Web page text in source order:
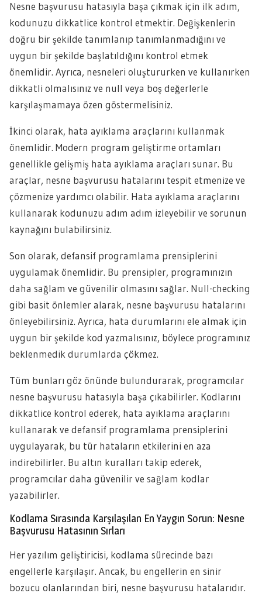
Nesne başvurusu hatasıyla başa çıkmak için ilk adım,
kodunuzu dikkatlice kontrol etmektir. Değişkenlerin
doğru bir şekilde tanımlanıp tanımlanmadığını ve
uygun bir şekilde başlatıldığını kontrol etmek
önemlidir. Ayrıca, nesneleri oluştururken ve kullanırken
dikkatli olmalısınız ve null veya boş değerlerle
karşılaşmamaya özen göstermelisiniz.
İkinci olarak, hata ayıklama araçlarını kullanmak
önemlidir. Modern program geliştirme ortamları
genellikle gelişmiş hata ayıklama araçları sunar. Bu
araçlar, nesne başvurusu hatalarını tespit etmenize ve
çözmenize yardımcı olabilir. Hata ayıklama araçlarını
kullanarak kodunuzu adım adım izleyebilir ve sorunun
kaynağını bulabilirsiniz.
Son olarak, defansif programlama prensiplerini
uygulamak önemlidir. Bu prensipler, programınızın
daha sağlam ve güvenilir olmasını sağlar. Null-checking
gibi basit önlemler alarak, nesne başvurusu hatalarını
önleyebilirsiniz. Ayrıca, hata durumlarını ele almak için
uygun bir şekilde kod yazmalısınız, böylece programınız
beklenmedik durumlarda çökmez.
Tüm bunları göz önünde bulundurarak, programcılar
nesne başvurusu hatasıyla başa çıkabilirler. Kodlarını
dikkatlice kontrol ederek, hata ayıklama araçlarını
kullanarak ve defansif programlama prensiplerini
uygulayarak, bu tür hataların etkilerini en aza
indirebilirler. Bu altın kuralları takip ederek,
programcılar daha güvenilir ve sağlam kodlar
yazabilirler.
Kodlama Sırasında Karşılaşılan En Yaygın Sorun: Nesne
Başvurusu Hatasının Sırları
Her yazılım geliştiricisi, kodlama sürecinde bazı
engellerle karşılaşır. Ancak, bu engellerin en sinir
bozucu olanlarından biri, nesne başvurusu hatalarıdır.